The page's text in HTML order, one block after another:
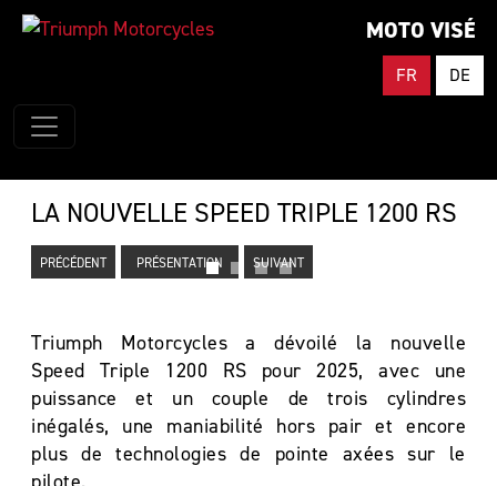
MOTO VISÉ
FR DE
LA NOUVELLE SPEED TRIPLE 1200 RS
PRÉCÉDENT PRÉSENTATION SUIVANT
Triumph Motorcycles a dévoilé la nouvelle
Speed Triple 1200 RS pour 2025, avec une
puissance et un couple de trois cylindres
inégalés, une maniabilité hors pair et encore
plus de technologies de pointe axées sur le